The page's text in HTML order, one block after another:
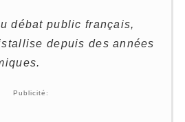
débat public français,
depuis des années
Publicité: